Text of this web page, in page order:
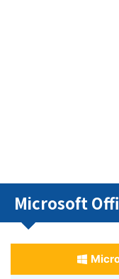
Microsoft